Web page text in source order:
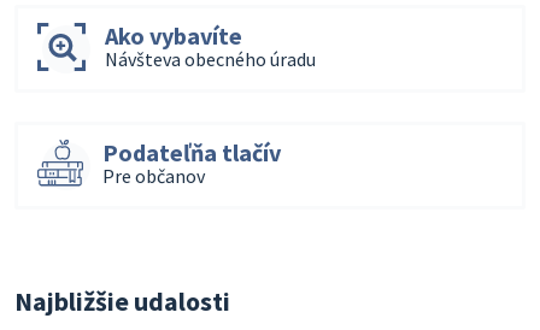
Ako vybavíte
Návšteva obecného úradu
Podateľňa tlačív
Pre občanov
Najbližšie udalosti